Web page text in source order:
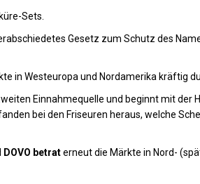
Sets.
Gesetz zum Schutz des
in Westeuropa und Nordamerika kräftig
Einnahmequelle und beginnt mit der
bei den Friseuren heraus, welche
DOVO betraterneut die Märkte in Nord-